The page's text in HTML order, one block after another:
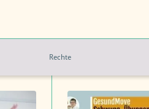
Rechte